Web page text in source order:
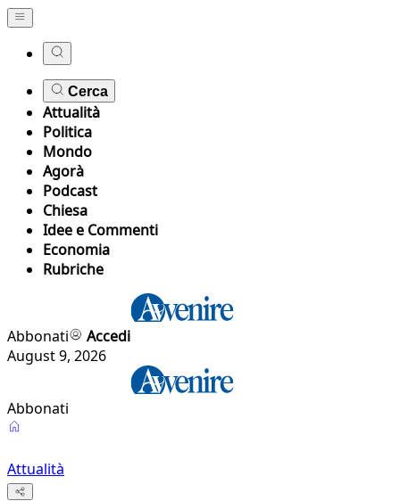
Cerca
Attualità
Politica
Mondo
Agorà
Podcast
Chiesa
Idee e Commenti
Economia
Rubriche
Abbonati
Accedi
August 9, 2026
Abbonati
Attualità